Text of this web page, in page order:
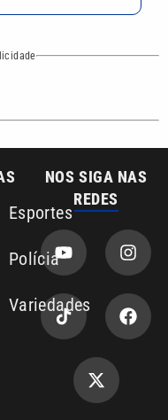
Esportes
Polícia
Variedades
emissora VTV SBT